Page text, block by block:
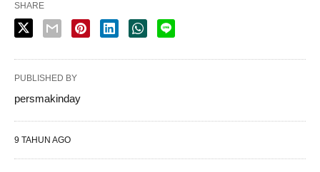
SHARE
PUBLISHED BY
persmakinday
9 TAHUN AGO